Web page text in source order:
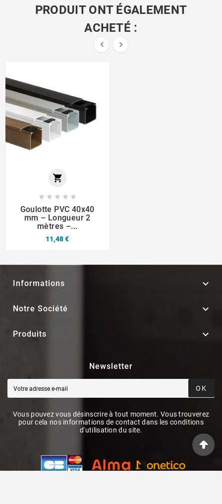
PRODUIT ONT ÉGALEMENT
ACHETÉ :
 

    
Goulotte PVC 40x40
mm – Longueur 2
mètres –...
11,48 €
Informations 
Notre Société 
Produits 
Newsletter
OK
Vous pouvez vous désinscrire à tout moment. Vous trouverez
pour cela nos informations de contact dans les conditions
d'utilisation du site.